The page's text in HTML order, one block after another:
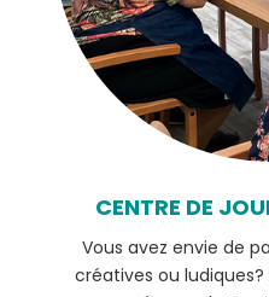
CENTRE DE
Vous avez envie de
créatives ou